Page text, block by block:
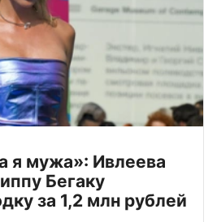
я мужа»: Ивлеева
Бегаку
за 1,2 млн рублей